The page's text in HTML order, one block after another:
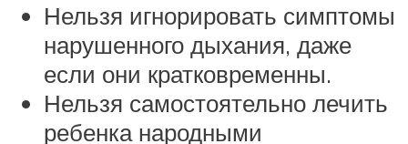
Нельзя игнорировать симптомы
нарушенного дыхания, даже
если они кратковременны.
Нельзя самостоятельно лечить
ребенка народными